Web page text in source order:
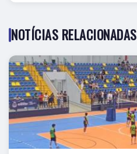
NOTÍCIAS RELACIONADAS